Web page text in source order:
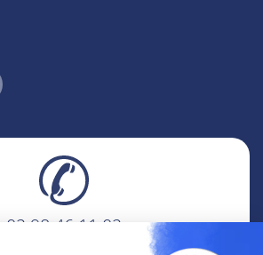
02 98 46 11 02